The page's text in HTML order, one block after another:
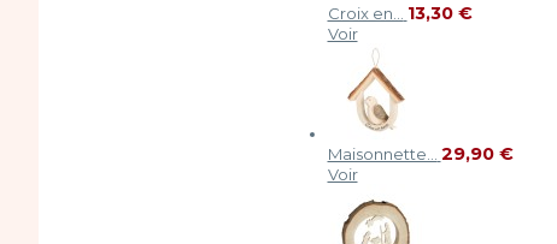
Croix en... 13,30 €
Voir
Maisonnette... 29,90 €
Voir